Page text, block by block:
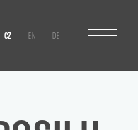
CZ EN DE